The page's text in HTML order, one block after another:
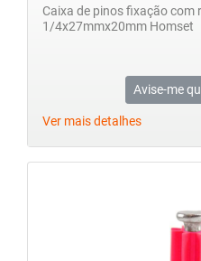
Caixa de pinos fixação com
1/4x27mmx20mm Homset
Avise-me
Ver mais detalhes